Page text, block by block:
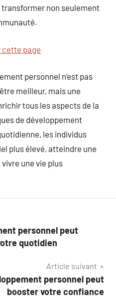
non seulement
cette page
personnel n’est pas
meilleur, mais une
tous les aspects de la
de développement
les individus
plus élevé, atteindre une
une vie plus
personnel peut
quotidien
Article suivant
personnel peut
booster votre confiance